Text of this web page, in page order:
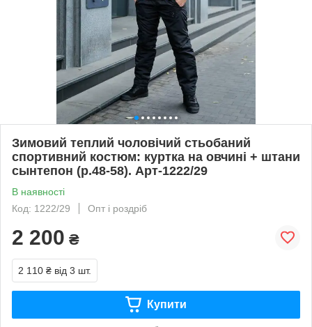
Зимовий теплий чоловічий стьобаний
спортивний костюм: куртка на овчині + штани
сынтепон (р.48-58). Арт-1222/29
В наявності
Код: 1222/29
Опт і роздріб
2 200 ₴
2 110 ₴ від 3 шт.
Купити